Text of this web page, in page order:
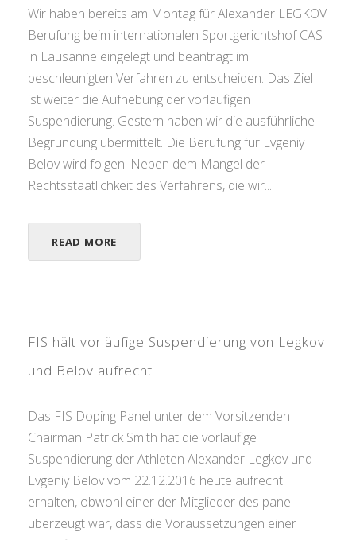
Wir haben bereits am Montag für Alexander LEGKOV
Berufung beim internationalen Sportgerichtshof CAS
in Lausanne eingelegt und beantragt im
beschleunigten Verfahren zu entscheiden. Das Ziel
ist weiter die Aufhebung der vorläufigen
Suspendierung. Gestern haben wir die ausführliche
Begründung übermittelt. Die Berufung für Evgeniy
Belov wird folgen. Neben dem Mangel der
Rechtsstaatlichkeit des Verfahrens, die wir...
READ MORE
FIS hält vorläufige Suspendierung von Legkov
und Belov aufrecht
Das FIS Doping Panel unter dem Vorsitzenden
Chairman Patrick Smith hat die vorläufige
Suspendierung der Athleten Alexander Legkov und
Evgeniy Belov vom 22.12.2016 heute aufrecht
erhalten, obwohl einer der Mitglieder des panel
überzeugt war, dass die Voraussetzungen einer